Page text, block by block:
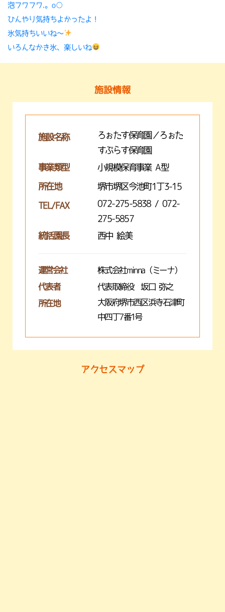
泡フワフワ.。o○
ひんやり気持ちよかったよ！
氷気持ちいいね〜
いろんなかき氷、楽しいね
施設情報
施設名称
ろぉたす保育園／ろぉた
すぷらす保育園
事業類型
小規模保育事業 A型
所在地 堺市堺区今池町1丁3-15
TEL/FAX
072-275-5838 / 072-
275-5857
統括園長
西中 絵美
運営会社 株式会社minna（ミーナ）
代表者 代表取締役 坂口 弥之
所在地
大阪府堺市西区浜寺石津町
中四丁7番1号
アクセスマップ